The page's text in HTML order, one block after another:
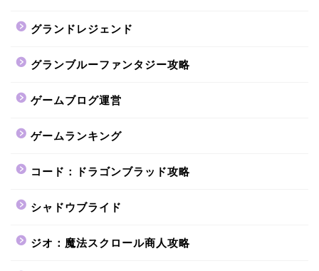
グランドレジェンド
グランブルーファンタジー攻略
ゲームブログ運営
ゲームランキング
コード：ドラゴンブラッド攻略
シャドウブライド
ジオ：魔法スクロール商人攻略